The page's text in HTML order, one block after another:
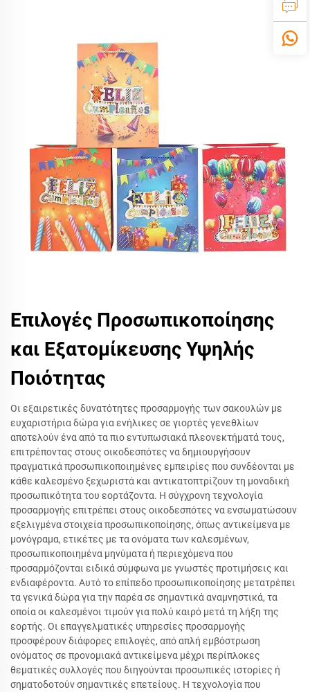
Επιλογές Προσωπικοποίησης
και Εξατομίκευσης Υψηλής
Ποιότητας
Οι εξαιρετικές δυνατότητες προσαρμογής των σακουλών με
ευχαριστήρια δώρα για ενήλικες σε γιορτές γενεθλίων
αποτελούν ένα από τα πιο εντυπωσιακά πλεονεκτήματά τους,
επιτρέποντας στους οικοδεσπότες να δημιουργήσουν
πραγματικά προσωπικοποιημένες εμπειρίες που συνδέονται με
κάθε καλεσμένο ξεχωριστά και αντικατοπτρίζουν τη μοναδική
προσωπικότητα του εορτάζοντα. Η σύγχρονη τεχνολογία
προσαρμογής επιτρέπει στους οικοδεσπότες να ενσωματώσουν
εξελιγμένα στοιχεία προσωπικοποίησης, όπως αντικείμενα με
μονόγραμα, ετικέτες με τα ονόματα των καλεσμένων,
προσωπικοποιημένα μηνύματα ή περιεχόμενα που
προσαρμόζονται ειδικά σύμφωνα με γνωστές προτιμήσεις και
ενδιαφέροντα. Αυτό το επίπεδο προσωπικοποίησης μετατρέπει
τα γενικά δώρα για την παρέα σε σημαντικά αναμνηστικά, τα
οποία οι καλεσμένοι τιμούν για πολύ καιρό μετά τη λήξη της
εορτής. Οι επαγγελματικές υπηρεσίες προσαρμογής
προσφέρουν διάφορες επιλογές, από απλή εμβόστρωση
ονόματος σε προνομιακά αντικείμενα μέχρι περίπλοκες
θεματικές συλλογές που διηγούνται προσωπικές ιστορίες ή
σηματοδοτούν σημαντικές επετείους. Η τεχνολογία που